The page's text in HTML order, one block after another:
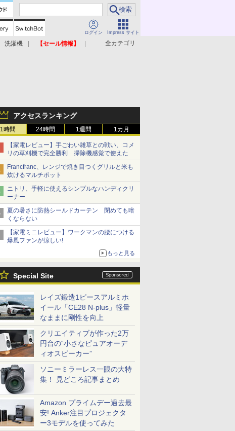
ログイン Impress サイト
全カテゴリ
洗濯機
【セール情報】
アクセスランキング
1時間 24時間 1週間 1カ月
【家電レビュー】手ごわい雑草との戦い、コメ
リの草刈機で完全勝利 掃除機感覚で使えた
Francfranc、レンジで焼き目つくグリルと米も
炊けるマルチポット
ニトリ、手軽に使えるシンプルなハンディクリ
ーナー
夏の暑さに防熱シールドカーテン 閉めても暗
くならない
【家電ミニレビュー】ワークマンの腰につける
爆風ファンが涼しい!
もっと見る
Special Site
レイズ鍛造1ピースアルミホ
イール「CE28 N-plus」軽量
なままに剛性を向上
クリエイティブが作った2万
円台の“小さなピュアオーデ
ィオスピーカー”
ソニーミラーレス一眼の大特
集！ 見どころ記事まとめ
Amazon プライムデー過去最
安! Anker注目プロジェクタ
ー3モデルを使ってみた